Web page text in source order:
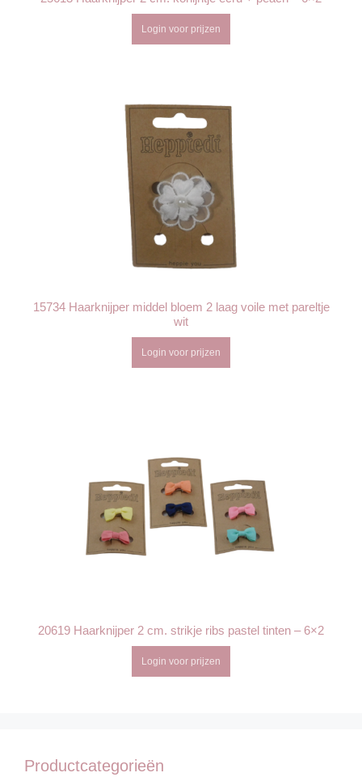
Login voor prijzen
15734 Haarknijper middel bloem 2 laag voile met pareltje
wit
Login voor prijzen
20619 Haarknijper 2 cm. strikje ribs pastel tinten – 6×2
Login voor prijzen
Productcategorieën